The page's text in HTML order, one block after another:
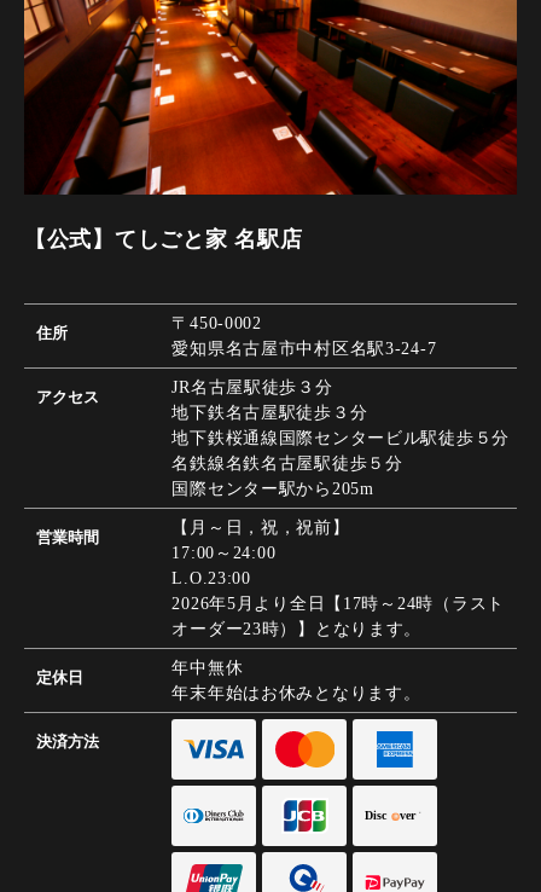
【公式】てしごと家 名駅店
住所
〒450-0002
愛知県名古屋市中村区名駅3-24-7
アクセス
JR名古屋駅徒歩３分
地下鉄名古屋駅徒歩３分
地下鉄桜通線国際センタービル駅徒歩５分
名鉄線名鉄名古屋駅徒歩５分
国際センター駅から205m
営業時間
【月～日，祝，祝前】
17:00～24:00
L.O.23:00
2026年5月より全日【17時～24時（ラスト
オーダー23時）】となります。
定休日
年中無休
年末年始はお休みとなります。
決済方法